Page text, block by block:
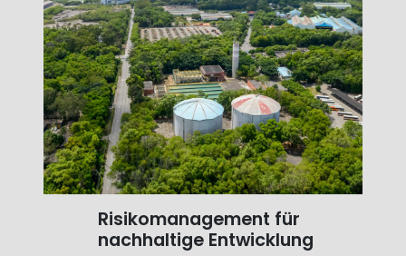
Risikomanagement für
nachhaltige Entwicklung